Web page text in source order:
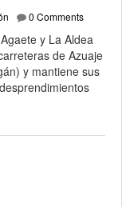
0 Comments
y La Aldea
de Azuaje
y mantiene sus